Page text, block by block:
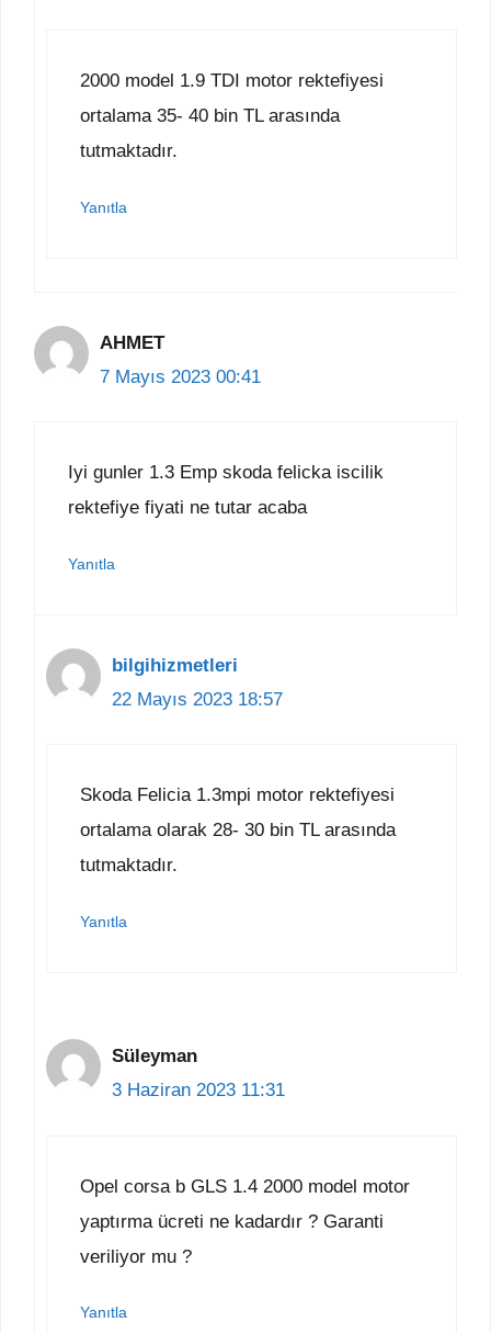
2000 model 1.9 TDI motor rektefiyesi
ortalama 35- 40 bin TL arasında
tutmaktadır.
Yanıtla
AHMET
7 Mayıs 2023 00:41
Iyi gunler 1.3 Emp skoda felicka iscilik
rektefiye fiyati ne tutar acaba
Yanıtla
bilgihizmetleri
22 Mayıs 2023 18:57
Skoda Felicia 1.3mpi motor rektefiyesi
ortalama olarak 28- 30 bin TL arasında
tutmaktadır.
Yanıtla
Süleyman
3 Haziran 2023 11:31
Opel corsa b GLS 1.4 2000 model motor
yaptırma ücreti ne kadardır ? Garanti
veriliyor mu ?
Yanıtla